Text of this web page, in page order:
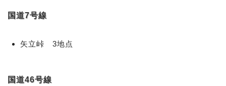
国道7号線
矢立峠 3地点
国道46号線